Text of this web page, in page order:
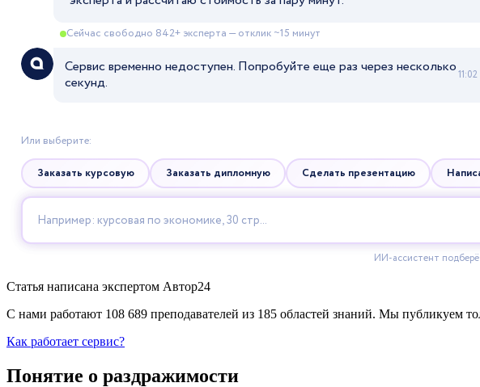
Статья написана экспертом Автор24
С нами работают 108 689 преподавателей из 185 областей знаний. Мы публикуем
Как работает сервис?
Понятие о раздражимости